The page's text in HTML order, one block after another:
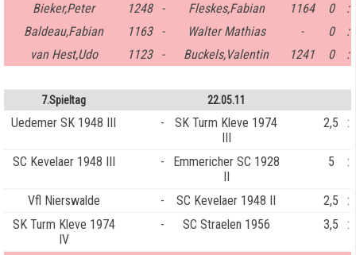
Bieker,Peter
1248 - Fleskes,Fabian 1164 0
:
Baldeau,Fabian
1163 - Walter Mathias - 0
:
van Hest,Udo
1123 - Buckels,Valentin 1241 0 :
7.Spieltag 22.05.11
Uedemer SK 1948 III -
SK Turm Kleve 1974
2,5 :
SC Kevelaer 1948 III -
Emmericher SC 1928
5 :
Vfl Nierswalde - SC Kevelaer 1948 II 2,5
:
SK Turm Kleve 1974
IV
- SC Straelen 1956 3,5 :